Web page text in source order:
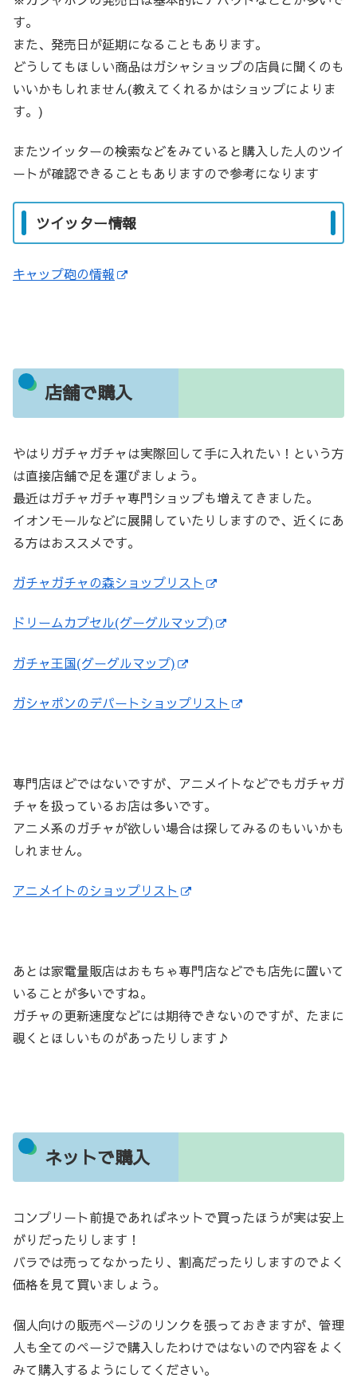
す。
また、発売日が延期になることもあります。
どうしてもほしい商品はガシャショップの店員に聞くのも
いいかもしれません(教えてくれるかはショップによりま
す。)
またツイッターの検索などをみていると購入した人のツイ
ートが確認できることもありますので参考になります
ツイッター情報
キャップ砲の情報
店舗で購入
やはりガチャガチャは実際回して手に入れたい！という方
は直接店舗で足を運びましょう。
最近はガチャガチャ専門ショップも増えてきました。
イオンモールなどに展開していたりしますので、近くにあ
る方はおススメです。
ガチャガチャの森ショップリスト
ドリームカプセル(グーグルマップ)
ガチャ王国(グーグルマップ)
ガシャポンのデパートショップリスト
専門店ほどではないですが、アニメイトなどでもガチャガ
チャを扱っているお店は多いです。
アニメ系のガチャが欲しい場合は探してみるのもいいかも
しれません。
アニメイトのショップリスト
あとは家電量販店はおもちゃ専門店などでも店先に置いて
いることが多いですね。
ガチャの更新速度などには期待できないのですが、たまに
覗くとほしいものがあったりします♪
ネットで購入
コンプリート前提であればネットで買ったほうが実は安上
がりだったりします！
バラでは売ってなかったり、割高だったりしますのでよく
価格を見て買いましょう。
個人向けの販売ページのリンクを張っておきますが、管理
人も全てのページで購入したわけではないので内容をよく
みて購入するようにしてください。